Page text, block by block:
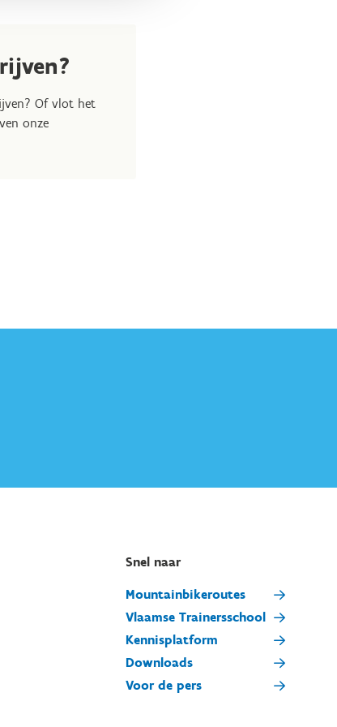
een regulier
waarbij alle
Of vlot het
onze
Snel naar
Mountainbikeroutes
Vlaamse Trainersschool
Kennisplatform
Downloads
Voor de pers